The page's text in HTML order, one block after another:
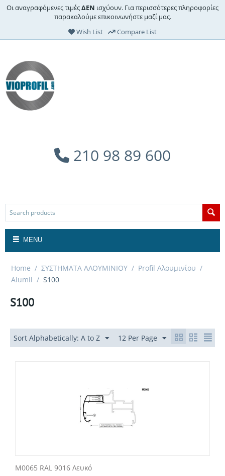
Οι αναγραφόμενες τιμέςΔΕΝ ισχύουν. Για περισσότερες πληροφορίες
παρακαλούμε επικοινωνήστε μαζί μας.
Wish List
Compare List
210 98 89 600
MENU
Home / ΣΥΣΤΗΜΑΤΑ ΑΛΟΥΜΙΝΙΟΥ / Profil Αλουμινίου /
Alumil / S100
S100
Sort Alphabetically: A to Z 12 Per Page
M0065 RAL 9016 Λευκό